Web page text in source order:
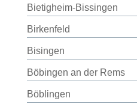
Bietigheim-Bissingen
Birkenfeld
Bisingen
Böbingen an der Rems
Böblingen